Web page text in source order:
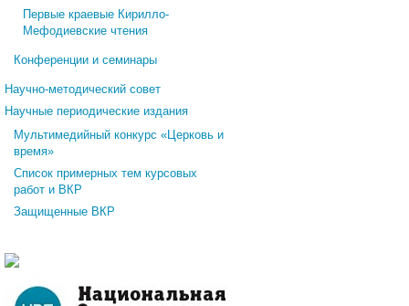
Первые краевые Кирилло-
Мефодиевские чтения
Конференции и семинары
Научно-методический совет
Научные периодические издания
Мультимедийный конкурс «Церковь и
время»
Список примерных тем курсовых
работ и ВКР
Защищенные ВКР